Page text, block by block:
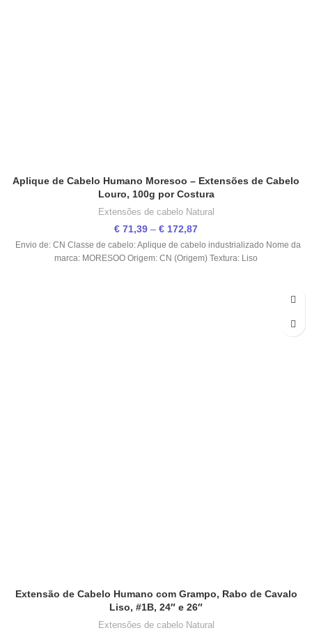
Aplique de Cabelo Humano Moresoo – Extensões de Cabelo
Louro, 100g por Costura
Extensões de cabelo Natural
€ 71,39 – € 172,87
Envio de: CN Classe de cabelo: Aplique de cabelo industrializado Nome da
marca: MORESOO Origem: CN (Origem) Textura: Liso
Extensão de Cabelo Humano com Grampo, Rabo de Cavalo
Liso, #1B, 24″ e 26″
Extensões de cabelo Natural